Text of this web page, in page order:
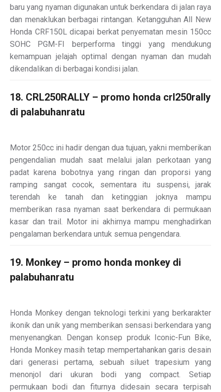
baru yang nyaman digunakan untuk berkendara di jalan raya
dan menaklukan berbagai rintangan. Ketangguhan All New
Honda CRF150L dicapai berkat penyematan mesin 150cc
SOHC PGM-FI berperforma tinggi yang mendukung
kemampuan jelajah optimal dengan nyaman dan mudah
dikendalikan di berbagai kondisi jalan.
18. CRL250RALLY – promo honda crl250rally
di palabuhanratu
Motor 250cc ini hadir dengan dua tujuan, yakni memberikan
pengendalian mudah saat melalui jalan perkotaan yang
padat karena bobotnya yang ringan dan proporsi yang
ramping sangat cocok, sementara itu suspensi, jarak
terendah ke tanah dan ketinggian joknya mampu
memberikan rasa nyaman saat berkendara di permukaan
kasar dan trail. Motor ini akhirnya mampu menghadirkan
pengalaman berkendara untuk semua pengendara.
19. Monkey – promo honda monkey di
palabuhanratu
Honda Monkey dengan teknologi terkini yang berkarakter
ikonik dan unik yang memberikan sensasi berkendara yang
menyenangkan. Dengan konsep produk Iconic-Fun Bike,
Honda Monkey masih tetap mempertahankan garis desain
dari generasi pertama, sebuah siluet trapesium yang
menonjol dari ukuran bodi yang compact. Setiap
permukaan bodi dan fiturnya didesain secara terpisah